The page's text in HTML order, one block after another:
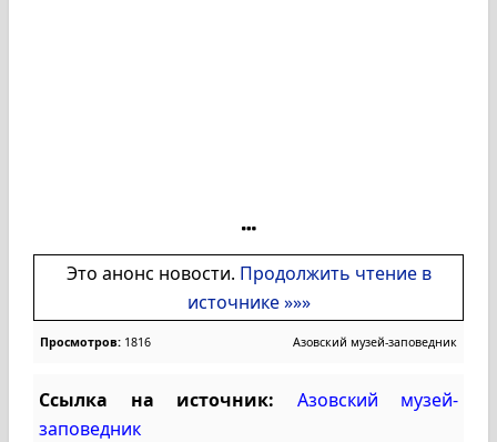
Это анонс новости. Продолжить чтение в
источнике »»»
Просмотров: 1816 Азовский музей-заповедник
Ссылка на источник:
Азовский музей-
заповедник